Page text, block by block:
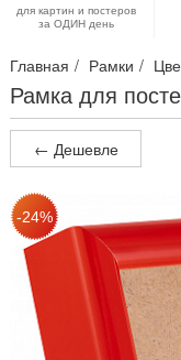
для картин и постеров
за ОДИН день
Главная Рамки
Рамка для
← Дешевле